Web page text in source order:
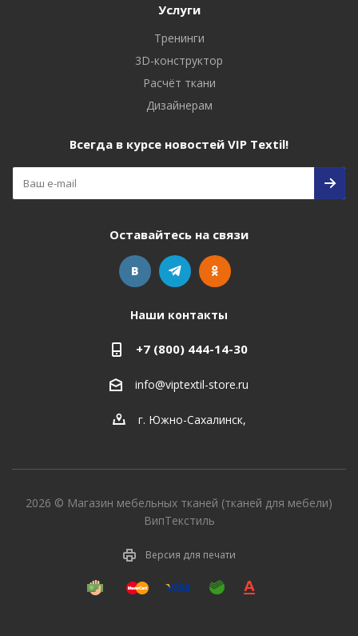
Услуги
Тренинги
3D-конструктор
Расчёт ткани
Дизайнерам
Всегда в курсе новостей VIP Textil!
Оставайтесь на связи
Наши контакты
+7 (800) 444-14-30
info@viptextil-store.ru
г. Южно-Сахалинск,
2026 © Магазин мебельных тканей (тканей для мебели)
ВипТекстиль
Версия для печати